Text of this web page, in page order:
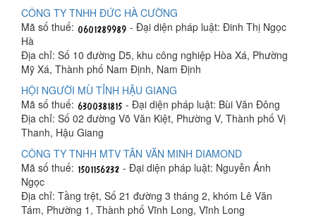
CÔNG TY TNHH ĐỨC HÀ CƯỜNG
Mã số thuế:
- Đại diện pháp luật: Đinh Thị Ngọc
Hà
Địa chỉ: Số 10 đường D5, khu công nghiệp Hòa Xá, Phường
Mỹ Xá, Thành phố Nam Định, Nam Định
HỘI NGƯỜI MÙ TỈNH HẬU GIANG
Mã số thuế:
- Đại diện pháp luật: Bùi Văn Đông
Địa chỉ: Số 02 đường Võ Văn Kiệt, Phường V, Thành phố Vị
Thanh, Hậu Giang
CÔNG TY TNHH MTV TÂN VĂN MINH DIAMOND
Mã số thuế:
- Đại diện pháp luật: Nguyễn Ánh
Ngọc
Địa chỉ: Tầng trệt, Số 21 đường 3 tháng 2, khóm Lê Văn
Tám, Phường 1, Thành phố Vĩnh Long, Vĩnh Long